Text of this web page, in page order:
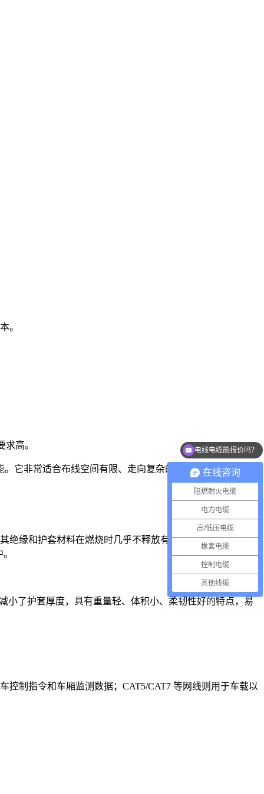
。
高。
它非常适合布线空间有限、走向复杂的区域。
绝缘和护套材料在燃烧时几乎不释放有毒气体和浓烟，能有
小了护套厚度，具有重量轻、体积小、柔韧性好的特点，易
制指令和车厢监测数据；CAT5/CAT7 等网线则用于车载以
在线咨询
阻燃耐火电缆
电力电缆
高/低压电缆
橡套电缆
控制电缆
其他线缆
电线电缆能报价吗？